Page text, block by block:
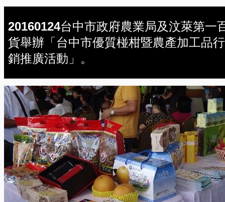
20160124台中市政府農業局及汶萊第一
貨舉辦「台中市優質椪柑暨農產加工品行
銷推廣活動」。